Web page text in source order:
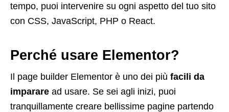
tempo, puoi intervenire su ogni aspetto del tuo sito
con CSS, JavaScript, PHP o React.
Perché usare Elementor?
Il page builder Elementor è uno dei più facili da
imparare ad usare. Se sei agli inizi, puoi
tranquillamente creare bellissime pagine partendo